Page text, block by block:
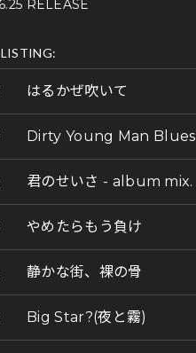
RELEASE
はるかぜ吹いて
Dirty Young Man Blues
君のせいさ - album mix.
やめたらもう負け
静かな街、裸の骨
Big Star?(夜と霧)